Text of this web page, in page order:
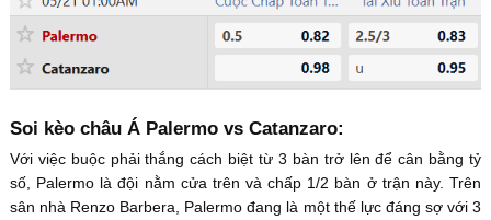
Soi kèo châu Á Palermo vs Catanzaro:
Với việc buộc phải thắng cách biệt từ 3 bàn trở lên để cân bằng tỷ
số, Palermo là đội nằm cửa trên và chấp 1/2 bàn ở trận này. Trên
sân nhà Renzo Barbera, Palermo đang là một thế lực đáng sợ với 3